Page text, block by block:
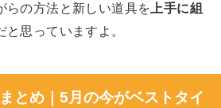
らの方法と新しい道具を 上手に組
と思っていますよ。
とめ｜5月の今がベストタイ